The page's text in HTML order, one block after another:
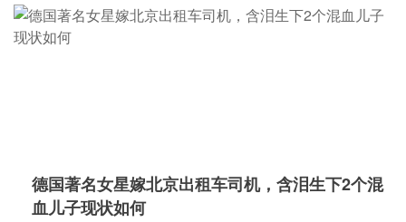
德国著名女星嫁北京出租车司机，含泪生下2个混
血儿子现状如何